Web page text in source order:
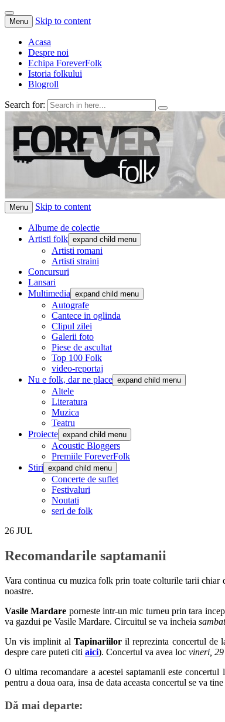
Menu Skip to content
Acasa
Despre noi
Echipa ForeverFolk
Istoria folkului
Blogroll
Search for:
ForeverFolk
Muzica sufletului tau
Menu Skip to content
Albume de colectie
Artisti folk expand child menu
Artisti romani
Artisti straini
Concursuri
Lansari
Multimedia expand child menu
Autografe
Cantece in oglinda
Clipul zilei
Galerii foto
Piese de ascultat
Top 100 Folk
video-reportaj
Nu e folk, dar ne place expand child menu
Altele
Literatura
Muzica
Teatru
Proiecte expand child menu
Acoustic Bloggers
Premiile ForeverFolk
Stiri expand child menu
Concerte de suflet
Festivaluri
Noutati
seri de folk
26 JUL
Recomandarile saptamanii
Vara continua cu muzica folk prin toate colturile tarii
noastre.
Vasile Mardare porneste intr-un mic turneu prin tara
va gazdui pe Vasile Mardare. Circuitul se va incheia
Un vis implinit al Tapinariiloril reprezinta concertul de
despre care puteti citi aici). Concertul va avea loc vineri,
O ultima recomandare a acestei saptamanii este concertul
pentru a doua oara, insa de data aceasta concertul se va
Dă mai departe: